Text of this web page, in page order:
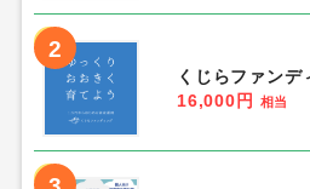
2
くじらファンデ
16,000円
相当